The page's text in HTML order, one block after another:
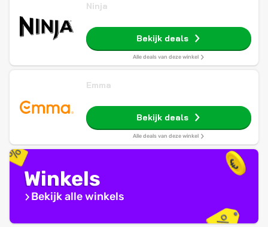
Ninja
Bekijk deals
Alle deals van deze winkel
Emma
Bekijk deals
Alle deals van deze winkel
Winkels
Bekijk alle winkels